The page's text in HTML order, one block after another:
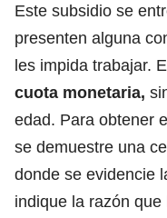
Este subsidio se
presenten alguna
les impida trabajar.
cuota monetaria,
edad. Para obtener
se demuestre una
donde se evidencie
indique la razón